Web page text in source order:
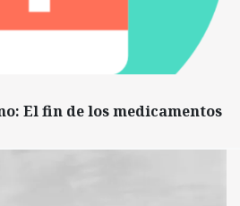
El fin de los medicamentos